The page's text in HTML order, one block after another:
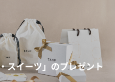
スイーツ」のプレゼント